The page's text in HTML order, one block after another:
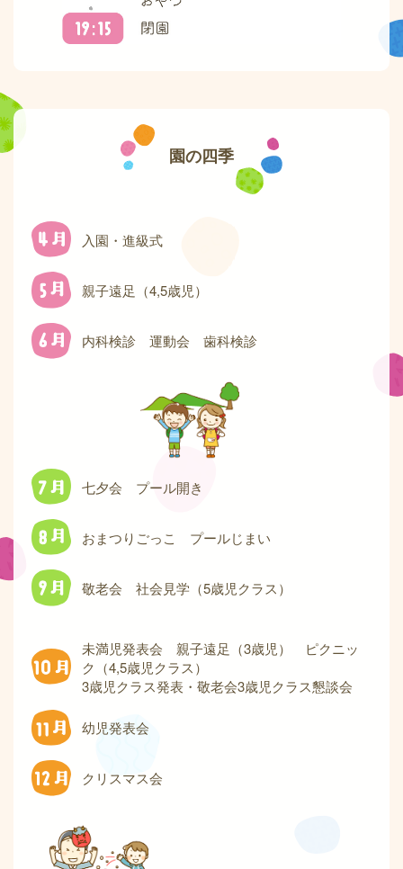
園の四季
入園・進級式
親子遠足（4,5歳児）
内科検診 運動会 歯科検診
七夕会 プール開き
おまつりごっこ プールじまい
敬老会 社会見学（5歳児クラス）
未満児発表会 親子遠足（3歳児） ピクニッ
ク（4,5歳児クラス）
3歳児クラス発表・敬老会3歳児クラス懇談会
幼児発表会
クリスマス会